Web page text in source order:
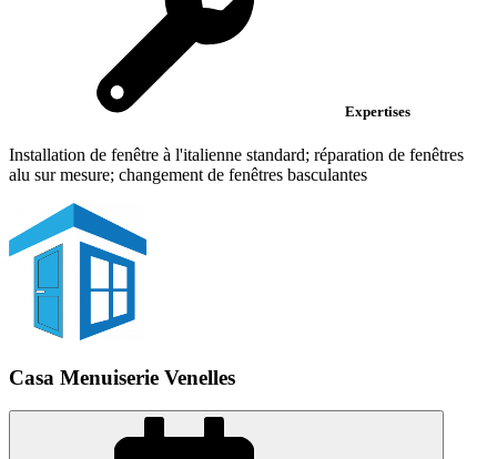
Expertises
Installation de fenêtre à l'italienne standard; réparation de fenêtres
alu sur mesure; changement de fenêtres basculantes
Casa Menuiserie Venelles